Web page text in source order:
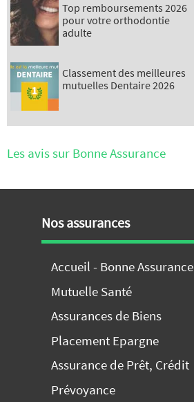
Top remboursements 2026
pour votre orthodontie
adulte
Classement des meilleures
mutuelles Dentaire 2026
Les avis sur Bonne Assurance
Nos assurances
Accueil - Bonne Assurance
Mutuelle Santé
Assurances de Biens
Placement Epargne
Assurance de Prêt, Crédit
Prévoyance